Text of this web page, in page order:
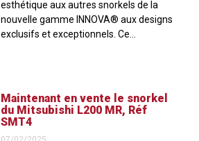
esthétique aux autres snorkels de la
nouvelle gamme INNOVA® aux designs
exclusifs et exceptionnels. Ce...
Maintenant en vente le snorkel
du Mitsubishi L200 MR, Réf
SMT4